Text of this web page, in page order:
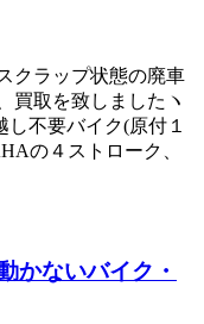
クラップ状態の廃車
買取を致しましたヽ
不要バイク(原付１
の４ストローク、
かないバイク・